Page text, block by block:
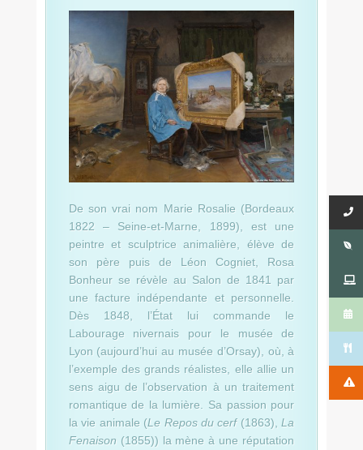
De son vrai nom Marie Rosalie (Bordeaux
1822 – Seine-et-Marne, 1899), est une
peintre et sculptrice animalière, élève de
son père puis de Léon Cogniet, Rosa
Bonheur se révèle au Salon de 1841 par
une facture indépendante et personnelle.
Dès 1848, l’État lui commande le
Labourage nivernais pour le musée de
Lyon (aujourd’hui au musée d’Orsay), où, à
l’exemple des grands réalistes, elle allie un
sens aigu de l’observation à un traitement
romantique de la lumière. Sa passion pour
la vie animale (Le Repos du cerf(1863),La
Fenaison(1855)) la mène à une réputation